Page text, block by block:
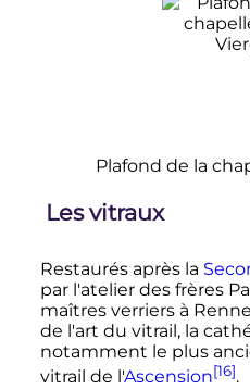
Plafond de la
Les vitraux
Restaurés après la
par l'atelier des frères
maîtres verriers à
de l'art du vitrail, la
notamment le plus
vitrail de l'Ascension[16].